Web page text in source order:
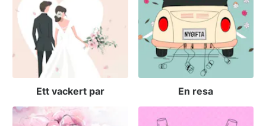
Ett vackert par En resa